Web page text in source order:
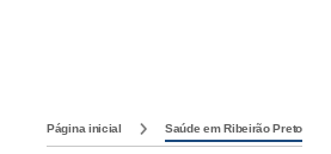
Página inicial Saúde em Ribeirão Preto